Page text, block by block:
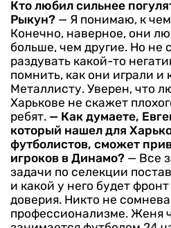
Кто любил сильнее
Рыкун? — Я понимаю, к
Конечно, наверное, они
больше, чем другие. Но не
раздувать какой-то
помнить, как они играли и
Металлисту. Уверен, что
Харькове не скажет
ребят. — Как думаете,
который нашел для
футболистов, сможет
игроков в Динамо? — Все
задачи по селекции
и какой у него будет
доверия. Никто не
профессионализме. Женя